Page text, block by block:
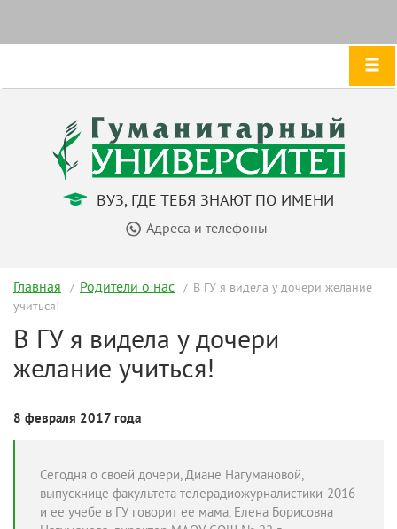
ВУЗ, ГДЕ ТЕБЯ ЗНАЮТ ПО ИМЕНИ
Адреса и телефоны
Главная Родители о нас
В ГУ я видела у дочери желание
учиться!
В ГУ я видела у дочери
желание учиться!
8 февраля 2017 года
Сегодня о своей дочери, Диане Нагумановой,
выпускнице факультета телерадиожурналистики-2016
и ее учебе в ГУ говорит ее мама, Елена Борисовна